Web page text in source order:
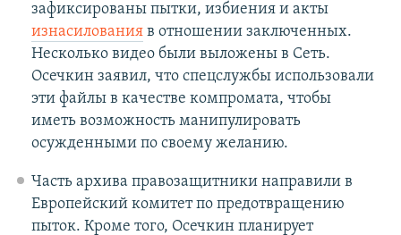
зафиксированы пытки, избиения и акты
изнасилованияв отношении заключенных.
Несколько видео были выложены в Сеть.
Осечкин заявил, что спецслужбы использовали
эти файлы в качестве компромата, чтобы
иметь возможность манипулировать
осужденными по своему желанию.
Часть архива правозащитники направили в
Европейский комитет по предотвращению
пыток. Кроме того, Осечкин планирует